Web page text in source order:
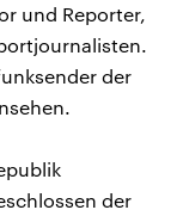
und Reporter,
der
der